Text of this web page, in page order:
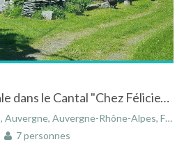
Grande maison familiale dans le Cantal "Chez Félicie" pour 6 - 8 personnes
Auvergne-Rhône-Alpes, France
7 personnes